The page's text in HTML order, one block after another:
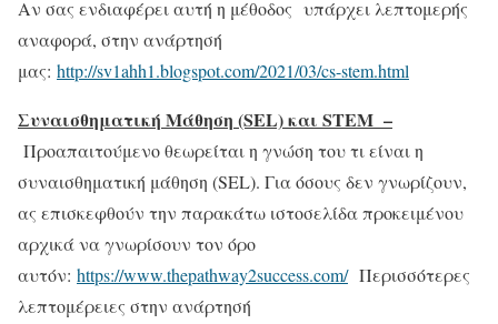
Αν σας ενδιαφέρει αυτή η μέθοδος υπάρχει λεπτομερής
αναφορά, στην ανάρτησή
μας: http://sv1ahh1.blogspot.com/2021/03/cs-stem.html
Συναισθηματική Μάθηση (SEL) και STEM –
Προαπαιτούμενο θεωρείται η γνώση του τι είναι η
συναισθηματική μάθηση (SEL). Για όσους δεν γνωρίζουν,
ας επισκεφθούν την παρακάτω ιστοσελίδα προκειμένου
αρχικά να γνωρίσουν τον όρο
αυτόν: https://www.thepathway2success.com/Περισσότερες
λεπτομέρειες στην ανάρτησή